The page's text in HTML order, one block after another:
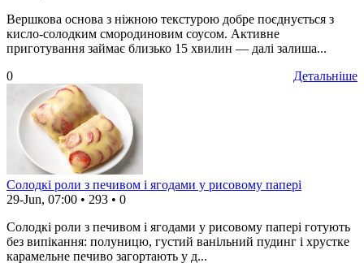
Вершкова основа з ніжною текстурою добре поєднується з
кисло-солодким смородиновим соусом. Активне
приготування займає близько 15 хвилин — далі залиша...
Детальніше
0
Солодкі роли з печивом і ягодами у рисовому папері
29-Jun, 07:00 • 293 • 0
Солодкі роли з печивом і ягодами у рисовому папері готують
без випікання: полуницю, густий ванільний пудинг і хрустке
карамельне печиво загортають у д...